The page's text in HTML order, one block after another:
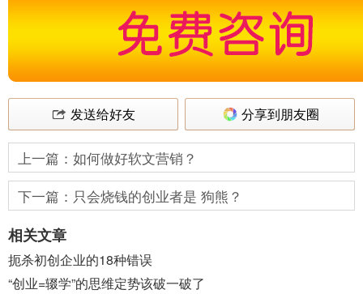
发送给好友 分享到朋友圈
上一篇：如何做好软文营销？
下一篇：只会烧钱的创业者是 狗熊？
相关文章
扼杀初创企业的18种错误
“创业=辍学”的思维定势该破一破了